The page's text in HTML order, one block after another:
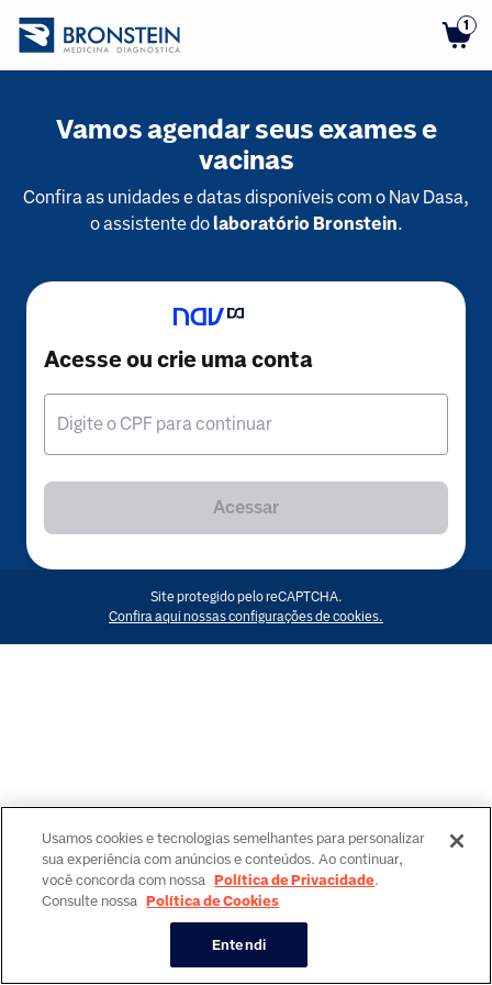
1
Vamos agendar seus exames e
vacinas
Confira as unidades e datas disponíveis com o Nav Dasa,
o assistente dolaboratório Bronstein.
Acesse ou crie uma conta
Digite o CPF para continuar
Acessar
Site protegido pelo reCAPTCHA.
Confira aqui nossas configurações de cookies.
Usamos cookies e tecnologias semelhantes para personalizar
sua experiência com anúncios e conteúdos. Ao continuar,
você concorda com nossa Política de Privacidade.
Consulte nossa Política de Cookies
Entendi